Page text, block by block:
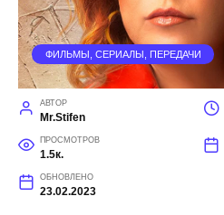
ФИЛЬМЫ, СЕРИАЛЫ, ПЕРЕДАЧИ
АВТОР
Mr.Stifen
ПРОСМОТРОВ
1.5к.
ОБНОВЛЕНО
23.02.2023